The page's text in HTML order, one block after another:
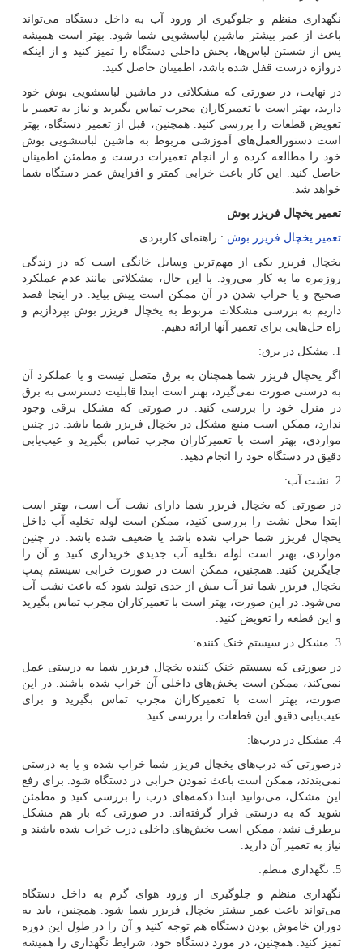
نگهداری منظم و جلوگیری از ورود آب به داخل دستگاه می‌تواند
باعث از عمر بیشتر ماشین لباسشویی شما شود. بهتر است همیشه
پس از شستن لباس‌ها، بخش داخلی دستگاه را تمیز کنید و از اینکه
دروازه درست قفل شده باشد، اطمینان حاصل کنید.
در نهایت، در صورتی که مشکلاتی در ماشین لباسشویی بوش خود
دارید، بهتر است با تعمیرکاران مجرب تماس بگیرید و نیاز به تعمیر یا
تعویض قطعات را بررسی کنید. همچنین، قبل از تعمیر دستگاه، بهتر
است دستورالعمل‌های آموزشی مربوط به ماشین لباسشویی بوش
خود را مطالعه کرده و از انجام تعمیرات درست و مطمئن اطمینان
حاصل کنید. این کار باعث خرابی کمتر و افزایش عمر دستگاه شما
خواهد شد.
تعمیر یخچال فریزر بوش
تعمیر یخچال فریزر بوش : راهنمای کاربردی
یخچال فریزر یکی از مهم‌ترین وسایل خانگی است که در زندگی
روزمره ما به کار می‌رود. با این حال، مشکلاتی مانند عدم عملکرد
صحیح و یا خراب شدن در آن ممکن است پیش بیاید. در اینجا قصد
داریم به بررسی مشکلات مربوط به یخچال فریزر بوش بپردازیم و
راه حل‌هایی برای تعمیر آنها ارائه دهیم.
1. مشکل در برق:
اگر یخچال فریزر شما همچنان به برق متصل نیست و یا عملکرد آن
به درستی صورت نمی‌گیرد، بهتر است ابتدا قابلیت دسترسی به برق
در منزل خود را بررسی کنید. در صورتی که مشکل برقی وجود
ندارد، ممکن است منبع مشکل در یخچال فریزر شما باشد. در چنین
مواردی، بهتر است با تعمیرکاران مجرب تماس بگیرید و عیب‌یابی
دقیق در دستگاه خود را انجام دهید.
2. نشت آب:
در صورتی که یخچال فریزر شما دارای نشت آب است، بهتر است
ابتدا محل نشت را بررسی کنید، ممکن است لوله تخلیه آب داخل
یخچال فریزر شما خراب شده باشد یا ضعیف شده باشد. در چنین
مواردی، بهتر است لوله تخلیه آب جدیدی خریداری کنید و آن را
جایگزین کنید. همچنین، ممکن است در صورت خرابی سیستم پمپ
یخچال فریزر شما نیز آب بیش از حدی تولید شود که باعث نشت آب
می‌شود. در این صورت، بهتر است با تعمیرکاران مجرب تماس بگیرید
و این قطعه را تعویض کنید.
3. مشکل در سیستم خنک کننده:
در صورتی که سیستم خنک کننده یخچال فریزر شما به درستی عمل
نمی‌کند، ممکن است بخش‌های داخلی آن خراب شده باشند. در این
صورت، بهتر است با تعمیرکاران مجرب تماس بگیرید و برای
عیب‌یابی دقیق این قطعات را بررسی کنید.
4. مشکل در درب‌ها:
درصورتی که درب‌های یخچال فریزر شما خراب شده و یا به درستی
نمی‌بندند، ممکن است باعث نمودن خرابی در دستگاه شود. برای رفع
این مشکل، می‌توانید ابتدا دکمه‌های درب را بررسی کنید و مطمئن
شوید که به درستی قرار گرفته‌اند. در صورتی که باز هم مشکل
برطرف نشد، ممکن است بخش‌های داخلی درب خراب شده باشند و
نیاز به تعمیر آن دارید.
5. نگهداری منظم:
نگهداری منظم و جلوگیری از ورود هوای گرم به داخل دستگاه
می‌تواند باعث عمر بیشتر یخچال فریزر شما شود. همچنین، باید به
دوران خاموش بودن دستگاه ‌هم توجه کنید و آن را در طول این دوره
تمیز کنید. همچنین، در مورد دستگاه خود، شرایط نگهداری را همیشه